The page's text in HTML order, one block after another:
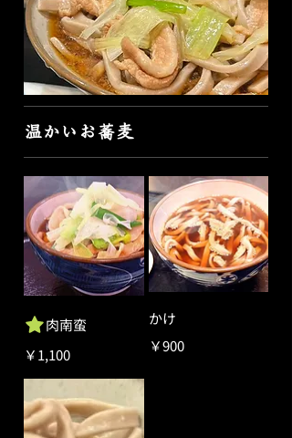
温かいお蕎麦
肉南蛮
￥1,100
かけ
￥900